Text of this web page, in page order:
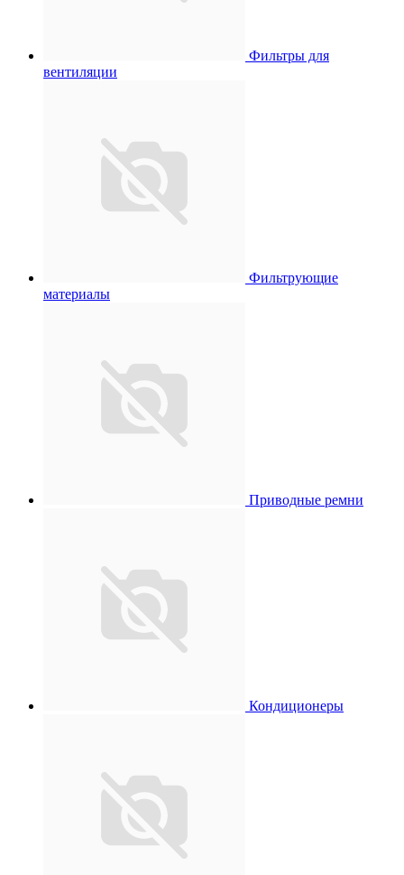
Фильтры для
вентиляции
Фильтрующие
материалы
Приводные ремни
Кондиционеры